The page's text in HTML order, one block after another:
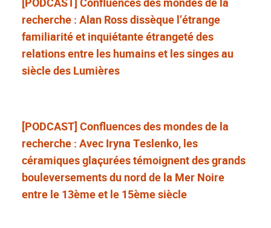
recherche : Alan Ross dissèque l’étrange
familiarité et inquiétante étrangeté des
relations entre les humains et les singes au
siècle des Lumières
[PODCAST] Confluences des mondes de la
recherche : Avec Iryna Teslenko, les
céramiques glaçurées témoignent des grands
bouleversements du nord de la Mer Noire
entre le 13ème et le 15ème siècle